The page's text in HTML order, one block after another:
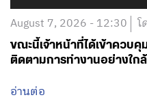
August 7, 2026 - 12:30 โ
ขณะนี้เจ้าหน้าที่ได้เข้าควบ
ติดตามการทำงานอย่างใก
อ่านต่อ